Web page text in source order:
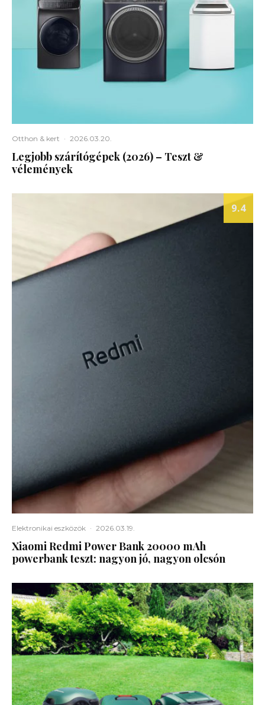
Otthon & kert · 2026.03.20.
Legjobb szárítógépek (2026) – Teszt &
vélemények
9.4
Elektronikai eszközök · 2026.03.19.
Xiaomi Redmi Power Bank 20000 mAh
powerbank teszt: nagyon jó, nagyon olcsón